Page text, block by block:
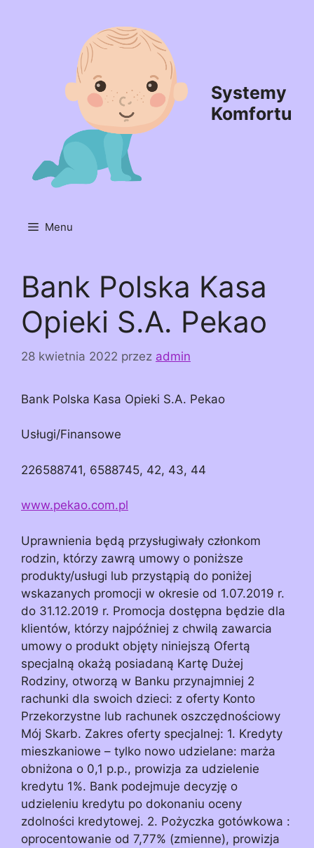
Systemy
Komfortu
Menu
Bank Polska Kasa
Opieki S.A. Pekao
28 kwietnia 2022 przez admin
Bank Polska Kasa Opieki S.A. Pekao
Usługi/Finansowe
226588741, 6588745, 42, 43, 44
www.pekao.com.pl
Uprawnienia będą przysługiwały członkom
rodzin, którzy zawrą umowy o poniższe
produkty/usługi lub przystąpią do poniżej
wskazanych promocji w okresie od 1.07.2019 r.
do 31.12.2019 r. Promocja dostępna będzie dla
klientów, którzy najpóźniej z chwilą zawarcia
umowy o produkt objęty niniejszą Ofertą
specjalną okażą posiadaną Kartę Dużej
Rodziny, otworzą w Banku przynajmniej 2
rachunki dla swoich dzieci: z oferty Konto
Przekorzystne lub rachunek oszczędnościowy
Mój Skarb. Zakres oferty specjalnej: 1. Kredyty
mieszkaniowe – tylko nowo udzielane: marża
obniżona o 0,1 p.p., prowizja za udzielenie
kredytu 1%. Bank podejmuje decyzję o
udzieleniu kredytu po dokonaniu oceny
zdolności kredytowej. 2. Pożyczka gotówkowa :
oprocentowanie od 7,77% (zmienne), prowizja